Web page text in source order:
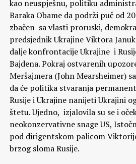
kao neuspješnu, politiku
Baraka Obame da podrži puč od
zbačen sa vlasti proruski,
predsjednik Ukrajine Viktora
dalje konfrontacije Ukrajine i
Bajdena. Pokraj ostvarenih
Meršajmera (John Mearsheimer)
da će politika stvaranja
Rusije i Ukrajine nanijeti Ukrajini
štetu. Ujedno, izjalovila su se i
neokonzervativne snage US,
pod dirigentskom palicom
brzog sloma Rusije.